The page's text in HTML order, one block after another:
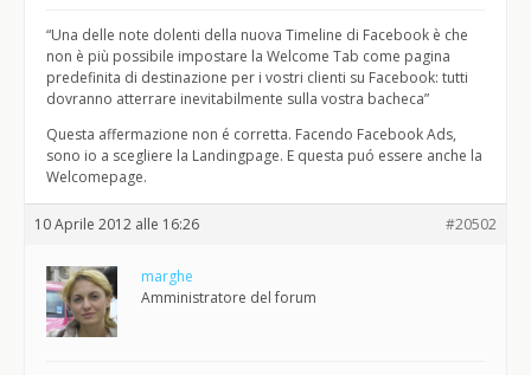
“Una delle note dolenti della nuova Timeline di Facebook è che
non è più possibile impostare la Welcome Tab come pagina
predefinita di destinazione per i vostri clienti su Facebook: tutti
dovranno atterrare inevitabilmente sulla vostra bacheca”
Questa affermazione non é corretta. Facendo Facebook Ads,
sono io a scegliere la Landingpage. E questa puó essere anche la
Welcomepage.
10 Aprile 2012 alle 16:26 #20502
marghe
Amministratore del forum